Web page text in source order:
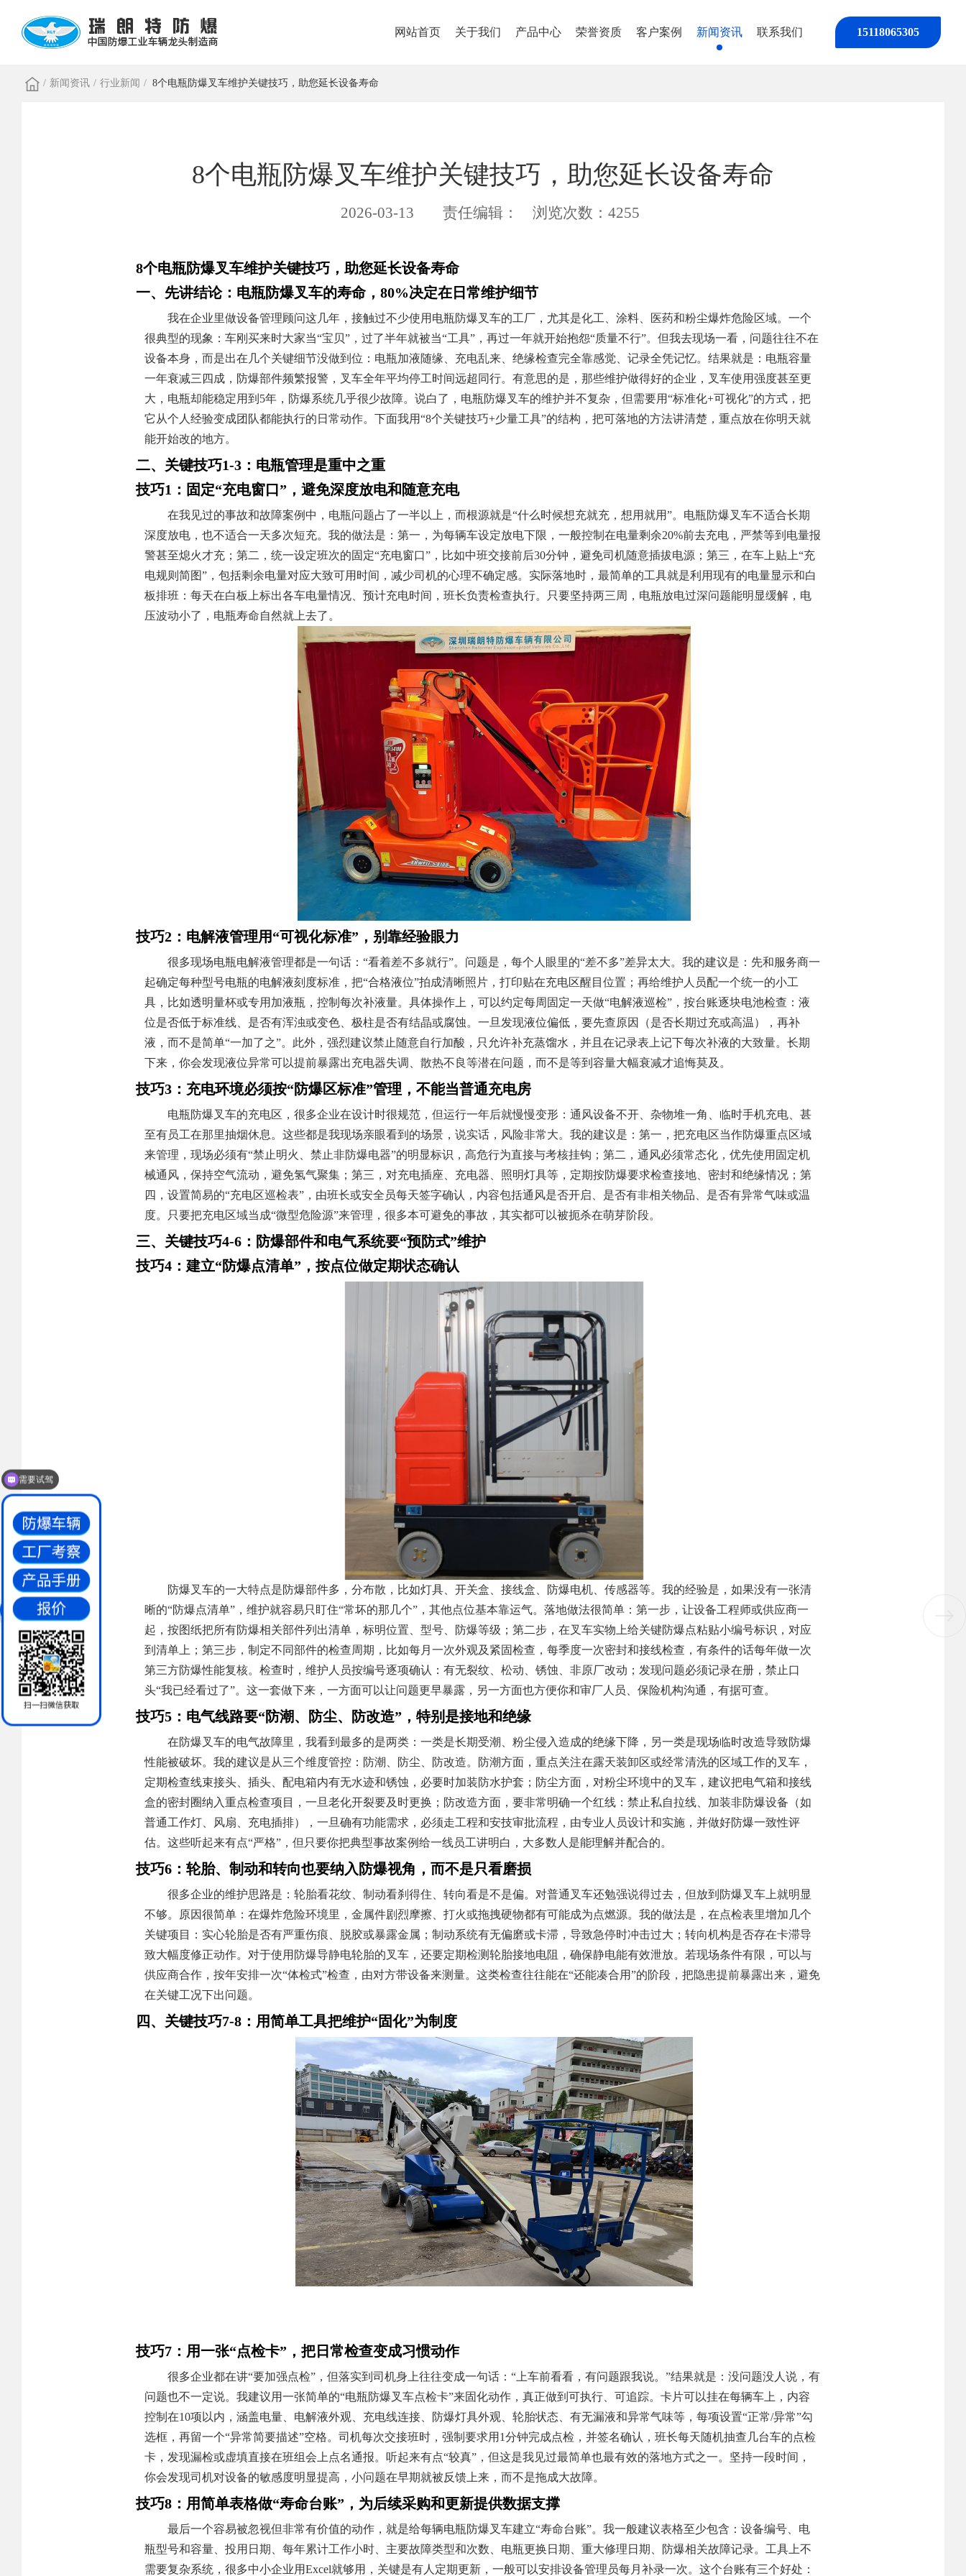
网站首页 关于我们 产品中心 荣誉资质 客户案例 新闻资讯 联系我们 15118065305
/ 新闻资讯 / 行业新闻 / 8个电瓶防爆叉车维护关键技巧，助您延长设备寿命
8个电瓶防爆叉车维护关键技巧，助您延长设备寿命
2026-03-13 责任编辑： 浏览次数：4255
8个电瓶防爆叉车维护关键技巧，助您延长设备寿命
一、先讲结论：电瓶防爆叉车的寿命，80%决定在日常维护细节
我在企业里做设备管理顾问这几年，接触过不少使用电瓶防爆叉车的工厂，尤其是化工、涂料、医药和粉尘爆炸危险区域。一个
很典型的现象：车刚买来时大家当“宝贝”，过了半年就被当“工具”，再过一年就开始抱怨“质量不行”。但我去现场一看，问题往往不在
设备本身，而是出在几个关键细节没做到位：电瓶加液随缘、充电乱来、绝缘检查完全靠感觉、记录全凭记忆。结果就是：电瓶容量
一年衰减三四成，防爆部件频繁报警，叉车全年平均停工时间远超同行。有意思的是，那些维护做得好的企业，叉车使用强度甚至更
大，电瓶却能稳定用到5年，防爆系统几乎很少故障。说白了，电瓶防爆叉车的维护并不复杂，但需要用“标准化+可视化”的方式，把
它从个人经验变成团队都能执行的日常动作。下面我用“8个关键技巧+少量工具”的结构，把可落地的方法讲清楚，重点放在你明天就
能开始改的地方。
二、关键技巧1-3：电瓶管理是重中之重
技巧1：固定“充电窗口”，避免深度放电和随意充电
在我见过的事故和故障案例中，电瓶问题占了一半以上，而根源就是“什么时候想充就充，想用就用”。电瓶防爆叉车不适合长期
深度放电，也不适合一天多次短充。我的做法是：第一，为每辆车设定放电下限，一般控制在电量剩余20%前去充电，严禁等到电量报
警甚至熄火才充；第二，统一设定班次的固定“充电窗口”，比如中班交接前后30分钟，避免司机随意插拔电源；第三，在车上贴上“充
电规则简图”，包括剩余电量对应大致可用时间，减少司机的心理不确定感。实际落地时，最简单的工具就是利用现有的电量显示和白
板排班：每天在白板上标出各车电量情况、预计充电时间，班长负责检查执行。只要坚持两三周，电瓶放电过深问题能明显缓解，电
压波动小了，电瓶寿命自然就上去了。
技巧2：电解液管理用“可视化标准”，别靠经验眼力
很多现场电瓶电解液管理都是一句话：“看着差不多就行”。问题是，每个人眼里的“差不多”差异太大。我的建议是：先和服务商一
起确定每种型号电瓶的电解液刻度标准，把“合格液位”拍成清晰照片，打印贴在充电区醒目位置；再给维护人员配一个统一的小工
具，比如透明量杯或专用加液瓶，控制每次补液量。具体操作上，可以约定每周固定一天做“电解液巡检”，按台账逐块电池检查：液
位是否低于标准线、是否有浑浊或变色、极柱是否有结晶或腐蚀。一旦发现液位偏低，要先查原因（是否长期过充或高温），再补
液，而不是简单“一加了之”。此外，强烈建议禁止随意自行加酸，只允许补充蒸馏水，并且在记录表上记下每次补液的大致量。长期
下来，你会发现液位异常可以提前暴露出充电器失调、散热不良等潜在问题，而不是等到容量大幅衰减才追悔莫及。
技巧3：充电环境必须按“防爆区标准”管理，不能当普通充电房
电瓶防爆叉车的充电区，很多企业在设计时很规范，但运行一年后就慢慢变形：通风设备不开、杂物堆一角、临时手机充电、甚
至有员工在那里抽烟休息。这些都是我现场亲眼看到的场景，说实话，风险非常大。我的建议是：第一，把充电区当作防爆重点区域
来管理，现场必须有“禁止明火、禁止非防爆电器”的明显标识，高危行为直接与考核挂钩；第二，通风必须常态化，优先使用固定机
械通风，保持空气流动，避免氢气聚集；第三，对充电插座、充电器、照明灯具等，定期按防爆要求检查接地、密封和绝缘情况；第
四，设置简易的“充电区巡检表”，由班长或安全员每天签字确认，内容包括通风是否开启、是否有非相关物品、是否有异常气味或温
度。只要把充电区域当成“微型危险源”来管理，很多本可避免的事故，其实都可以被扼杀在萌芽阶段。
三、关键技巧4-6：防爆部件和电气系统要“预防式”维护
技巧4：建立“防爆点清单”，按点位做定期状态确认
防爆叉车的一大特点是防爆部件多，分布散，比如灯具、开关盒、接线盒、防爆电机、传感器等。我的经验是，如果没有一张清
晰的“防爆点清单”，维护就容易只盯住“常坏的那几个”，其他点位基本靠运气。落地做法很简单：第一步，让设备工程师或供应商一
起，按图纸把所有防爆相关部件列出清单，标明位置、型号、防爆等级；第二步，在叉车实物上给关键防爆点粘贴小编号标识，对应
到清单上；第三步，制定不同部件的检查周期，比如每月一次外观及紧固检查，每季度一次密封和接线检查，有条件的话每年做一次
第三方防爆性能复核。检查时，维护人员按编号逐项确认：有无裂纹、松动、锈蚀、非原厂改动；发现问题必须记录在册，禁止口
头“我已经看过了”。这一套做下来，一方面可以让问题更早暴露，另一方面也方便你和审厂人员、保险机构沟通，有据可查。
技巧5：电气线路要“防潮、防尘、防改造”，特别是接地和绝缘
在防爆叉车的电气故障里，我看到最多的是两类：一类是长期受潮、粉尘侵入造成的绝缘下降，另一类是现场临时改造导致防爆
性能被破坏。我的建议是从三个维度管控：防潮、防尘、防改造。防潮方面，重点关注在露天装卸区或经常清洗的区域工作的叉车，
定期检查线束接头、插头、配电箱内有无水迹和锈蚀，必要时加装防水护套；防尘方面，对粉尘环境中的叉车，建议把电气箱和接线
盒的密封圈纳入重点检查项目，一旦老化开裂要及时更换；防改造方面，要非常明确一个红线：禁止私自拉线、加装非防爆设备（如
普通工作灯、风扇、充电插排），一旦确有功能需求，必须走工程和安技审批流程，由专业人员设计和实施，并做好防爆一致性评
估。这些听起来有点“严格”，但只要你把典型事故案例给一线员工讲明白，大多数人是能理解并配合的。
技巧6：轮胎、制动和转向也要纳入防爆视角，而不是只看磨损
很多企业的维护思路是：轮胎看花纹、制动看刹得住、转向看是不是偏。对普通叉车还勉强说得过去，但放到防爆叉车上就明显
不够。原因很简单：在爆炸危险环境里，金属件剧烈摩擦、打火或拖拽硬物都有可能成为点燃源。我的做法是，在点检表里增加几个
关键项目：实心轮胎是否有严重伤痕、脱胶或暴露金属；制动系统有无偏磨或卡滞，导致急停时冲击过大；转向机构是否存在卡滞导
致大幅度修正动作。对于使用防爆导静电轮胎的叉车，还要定期检测轮胎接地电阻，确保静电能有效泄放。若现场条件有限，可以与
供应商合作，按年安排一次“体检式”检查，由对方带设备来测量。这类检查往往能在“还能凑合用”的阶段，把隐患提前暴露出来，避免
在关键工况下出问题。
四、关键技巧7-8：用简单工具把维护“固化”为制度
技巧7：用一张“点检卡”，把日常检查变成习惯动作
很多企业都在讲“要加强点检”，但落实到司机身上往往变成一句话：“上车前看看，有问题跟我说。”结果就是：没问题没人说，有
问题也不一定说。我建议用一张简单的“电瓶防爆叉车点检卡”来固化动作，真正做到可执行、可追踪。卡片可以挂在每辆车上，内容
控制在10项以内，涵盖电量、电解液外观、充电线连接、防爆灯具外观、轮胎状态、有无漏液和异常气味等，每项设置“正常/异常”勾
选框，再留一个“异常简要描述”空格。司机每次交接班时，强制要求用1分钟完成点检，并签名确认，班长每天随机抽查几台车的点检
卡，发现漏检或虚填直接在班组会上点名通报。听起来有点“较真”，但这是我见过最简单也最有效的落地方式之一。坚持一段时间，
你会发现司机对设备的敏感度明显提高，小问题在早期就被反馈上来，而不是拖成大故障。
技巧8：用简单表格做“寿命台账”，为后续采购和更新提供数据支撑
最后一个容易被忽视但非常有价值的动作，就是给每辆电瓶防爆叉车建立“寿命台账”。我一般建议表格至少包含：设备编号、电
瓶型号和容量、投用日期、每年累计工作小时、主要故障类型和次数、电瓶更换日期、重大修理日期、防爆相关故障记录。工具上不
需要复杂系统，很多中小企业用Excel就够用，关键是有人定期更新，一般可以安排设备管理员每月补录一次。这个台账有三个好处：
需要试驾